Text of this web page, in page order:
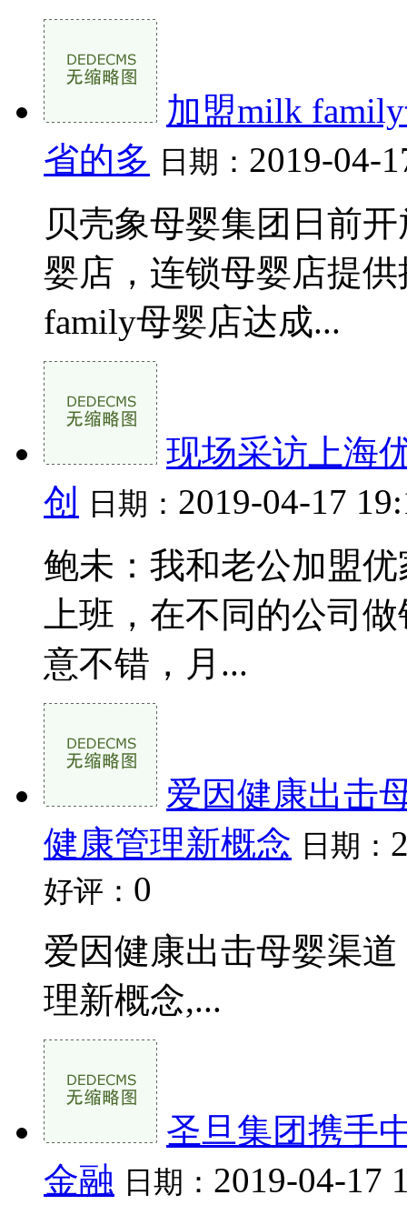
加盟milk
省的多 日期： 2019-04-
贝壳象母婴集团日前
婴店，连锁母婴店提
family母婴店达成...
现场采访上海
创
日期： 2019-04-17
鲍未：我和老公加盟
上班，在不同的公司
意不错，月...
爱因健康出击
健康管理新概念 日期：
好评： 0
爱因健康出击母婴渠
理新概念,...
圣旦集团携手
金融 日期： 2019-04-17